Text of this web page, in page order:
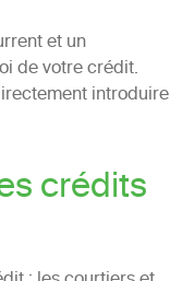
et un
de votre crédit.
introduire
crédits